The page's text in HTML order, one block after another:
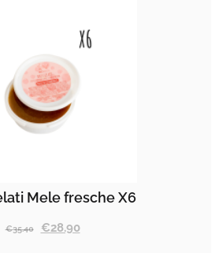
Mele fresche X6
€35.40 €28.90